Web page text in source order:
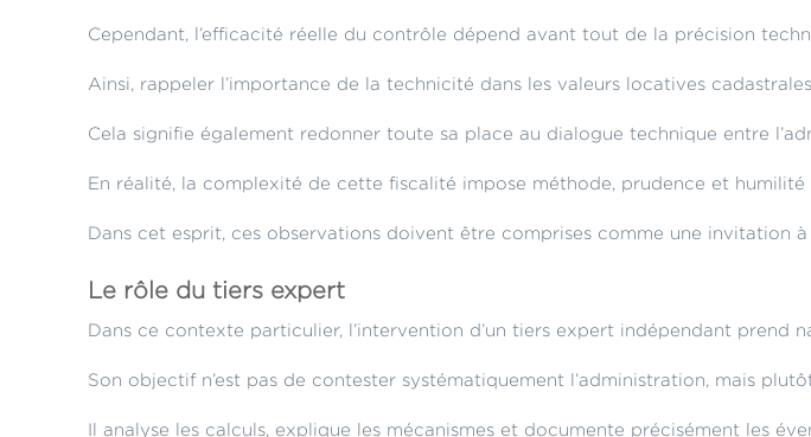
Cependant, l’efficacité réelle du contrôle dépend avant tout de la précision
Ainsi, rappeler l’importance de la technicité dans les valeurs locatives
Cela signifie également redonner toute sa place au dialogue technique entre
En réalité, la complexité de cette fiscalité impose méthode, prudence et humilité
Dans cet esprit, ces observations doivent être comprises comme une invitation
Le rôle du tiers expert
Dans ce contexte particulier, l’intervention d’un tiers expert indépendant prend
Son objectif n’est pas de contester systématiquement l’administration, mais
Il analyse les calculs, explique les mécanismes et documente précisément les